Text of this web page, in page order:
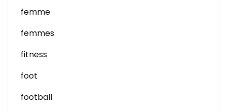
femme
femmes
fitness
foot
football